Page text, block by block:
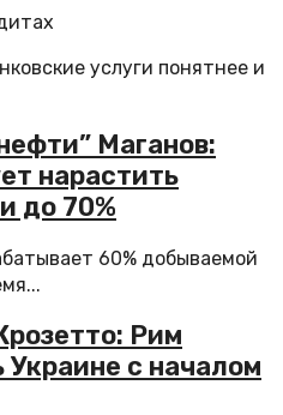
услуги понятнее и
Маганов:
нарастить
до 70%
60% добываемой
Рим
с началом